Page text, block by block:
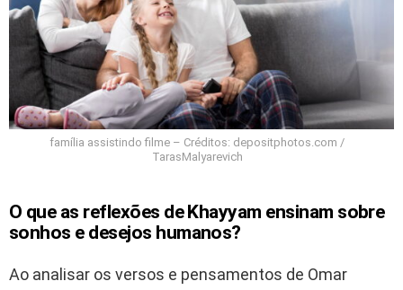
família assistindo filme – Créditos: depositphotos.com /
TarasMalyarevich
O que as reflexões de Khayyam ensinam sobre
sonhos e desejos humanos?
Ao analisar os versos e pensamentos de Omar